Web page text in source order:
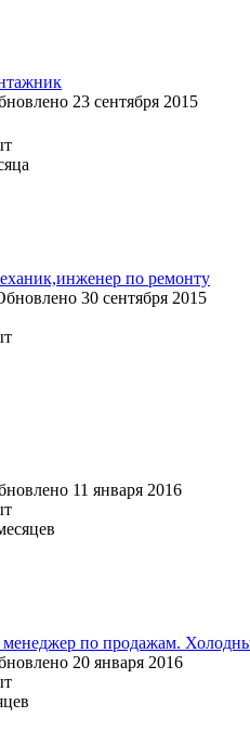
23 сентября 2015
по ремонту
30 сентября 2015
11 января 2016
по продажам.
20 января 2016